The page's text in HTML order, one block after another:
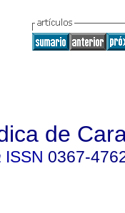
de
ISSN 0367-